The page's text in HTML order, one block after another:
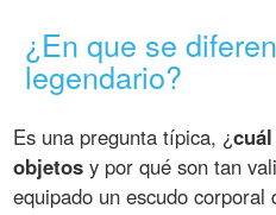
¿En que se
legendario?
Es una pregunta típica, ¿
objetos y por qué son tan
equipado un escudo